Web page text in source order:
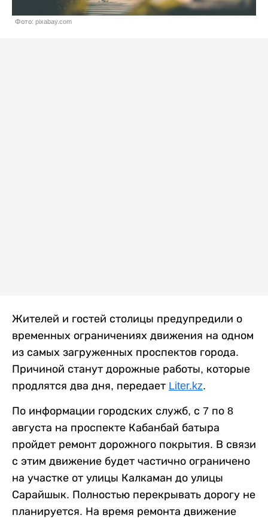
Фото: pixabay.com
Жителей и гостей столицы предупредили о
временных ограничениях движения на одном
из самых загруженных проспектов города.
Причиной станут дорожные работы, которые
продлятся два дня, передает Liter.kz.
По информации городских служб, с 7 по 8
августа на проспекте Кабанбай батыра
пройдет ремонт дорожного покрытия. В связи
с этим движение будет частично ограничено
на участке от улицы Калкаман до улицы
Сарайшык. Полностью перекрывать дорогу не
планируется. На время ремонта движение